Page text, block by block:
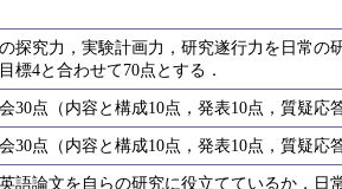
探究力，実験計画力，研究遂行力を日常
標4と合わせて70点とする．
30点（内容と構成10点，発表10点，質疑応
30点（内容と構成10点，発表10点，質疑応
語論文を自らの研究に役立てているか，